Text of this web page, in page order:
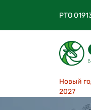
РТО
Новый
2027